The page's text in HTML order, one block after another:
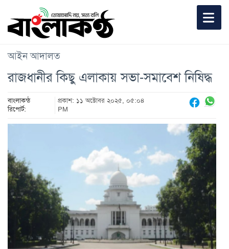
আইন আদালত
রাজধানীর কিছু এলাকায় সভা-সমাবেশ নিষিদ্ধ
বাংলাকন্ঠ
রিপোর্ট:
প্রকাশ: ১১ অক্টোবর ২০২৫, ০৫:০৪
PM